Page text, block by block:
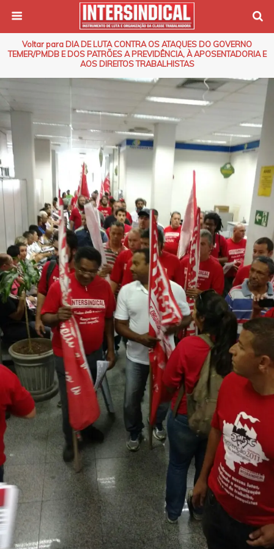
Voltar para DIA DE LUTA CONTRA OS ATAQUES DO GOVERNO
TEMER/PMDB E DOS PATRÕES A PREVIDÊNCIA, À APOSENTADORIA E
AOS DIREITOS TRABALHISTAS